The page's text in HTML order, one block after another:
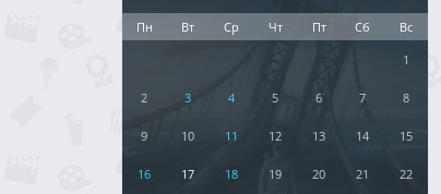
Пн Вт Ср Чт Пт Сб
Вс
1
2 3 4 5 6 7 8
9 10 11 12 13 14 15
16 17 18 19 20 21 22